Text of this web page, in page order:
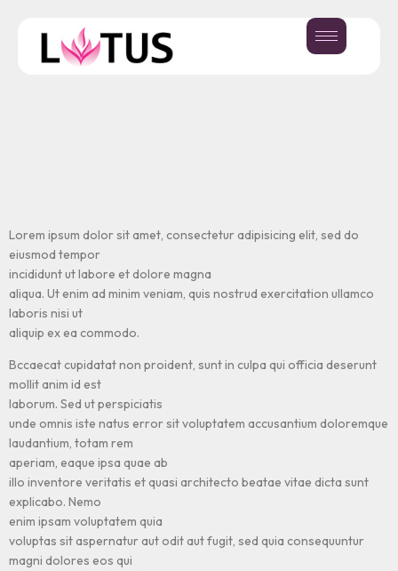
Responsive
Typography
Lorem ipsum dolor sit amet, consectetur adipisicing elit, sed do
eiusmod tempor
incididunt ut labore et dolore magna
aliqua. Ut enim ad minim veniam, quis nostrud exercitation ullamco
laboris nisi ut
aliquip ex ea commodo.
Bccaecat cupidatat non proident, sunt in culpa qui officia deserunt
mollit anim id est
laborum. Sed ut perspiciatis
unde omnis iste natus error sit voluptatem accusantium doloremque
laudantium, totam rem
aperiam, eaque ipsa quae ab
illo inventore veritatis et quasi architecto beatae vitae dicta sunt
explicabo. Nemo
enim ipsam voluptatem quia
voluptas sit aspernatur aut odit aut fugit, sed quia consequuntur
magni dolores eos qui